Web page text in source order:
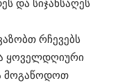
და სიჯანსაღეს
რჩევებს
ყოველდღიური
მოგაწოდოთ